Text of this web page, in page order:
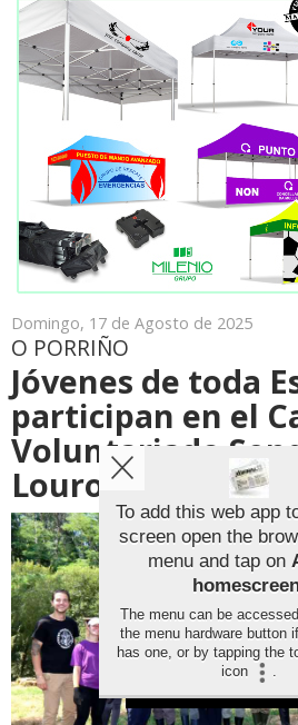
Domingo, 17 de Agosto de 2025
O PORRIÑO
Jóvenes de toda
participan en el
Voluntariado
Louro
Aviso sobre el Uso
Utilizamos cookies
funcionamiento del
lista de cookies y como
nuestra Política de
Aceptar Cookies
To add this web app
screen open the
menu and tap on
The menu can be
the menu hardware button
has one, or by tapping the
icon
.